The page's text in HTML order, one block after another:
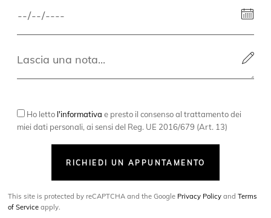
Ho letto l'informativa e presto il consenso al trattamento dei
miei dati personali, ai sensi del Reg. UE 2016/679 (Art. 13)
RICHIEDI UN APPUNTAMENTO
This site is protected by reCAPTCHA and the Google Privacy Policy andTerms
of Service apply.